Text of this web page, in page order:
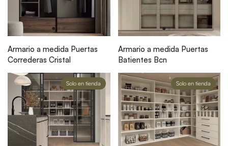
Armario a medida Puertas
Correderas Cristal
Armario a medida Puertas
Batientes Bcn
Solo en tienda Solo en tienda